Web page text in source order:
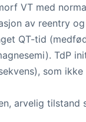
VT med
av reentry
QT-tid
TdP
som
arvelig tilstand